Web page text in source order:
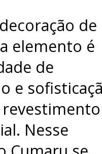
de
elemento é
de
e
revestimento
Nesse